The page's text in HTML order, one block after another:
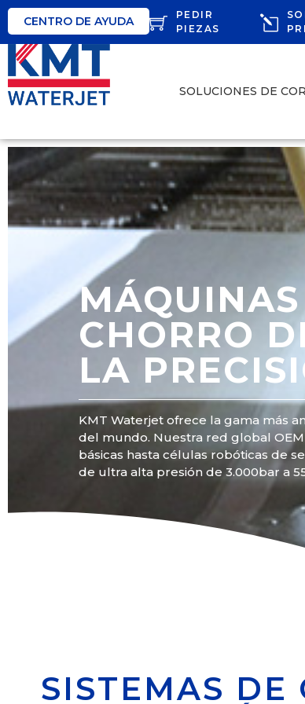
CENTRO DE AYUDA
PEDIR
PIEZAS
SOLUCIONES DE
CHORRO
LA
KMT Waterjet ofrece la gama más
del mundo. Nuestra red global
básicas hasta células robóticas de
de ultra alta presión de 3.000bar a
SISTEMAS DE